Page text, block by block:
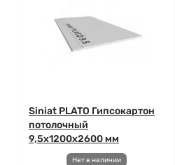
Siniat PLATO Гипсокартон
потолочный
9,5x1200x2600 мм
Нет в наличии